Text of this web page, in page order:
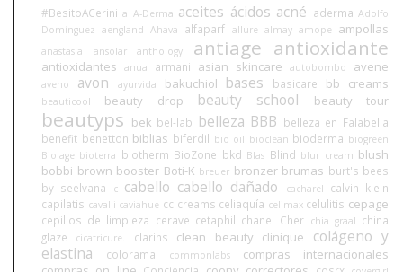
#BesitoACerini a A-Derma aceites ácidos acné aderma Adolfo
Domínguez aengland Ahava alfaparf allure almay amope ampollas
anastasia ansolar anthology antiage antioxidante
antioxidantes anua armani asian skincare autobombo avene
aveno avon ayurvida bakuchiol bases basicare bb creams
beauticool beauty drop beauty school beauty tour
beautyps bek bel-lab belleza BBB belleza en Falabella
benefit benetton biblias biferdil bio oil bioclean bioderma biogreen
Biolage bioterra biotherm BioZone bkd Blas Blind blur cream blush
bobbi brown booster Boti-K breuer bronzer brumas burt's bees
by seelvana
c cabello cabello dañado cacharel
calvin klein
capilatis cavalli caviahue cc creams celiaquía celimax celulitis cepage
cepillos de limpieza cerave cetaphil chanel Cher chia graal china
glaze
cicatricure. clarins clean beauty clinique
colágeno y
elastina
colorama commonlabs
compras internacionales